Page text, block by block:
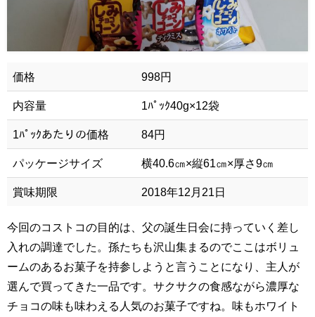
価格 998円
内容量 1ﾊﾟｯｸ40g×12袋
1ﾊﾟｯｸあたりの価格 84円
パッケージサイズ 横40.6㎝×縦61㎝×厚さ9㎝
賞味期限 2018年12月21日
今回のコストコの目的は、父の誕生日会に持っていく差し
入れの調達でした。孫たちも沢山集まるのでここはボリュ
ームのあるお菓子を持参しようと言うことになり、主人が
選んで買ってきた一品です。サクサクの食感ながら濃厚な
チョコの味も味わえる人気のお菓子ですね。味もホワイト